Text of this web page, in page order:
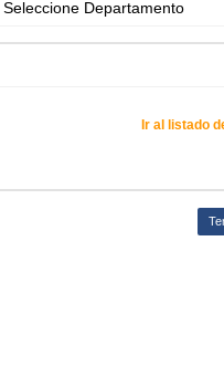
Ir al listado